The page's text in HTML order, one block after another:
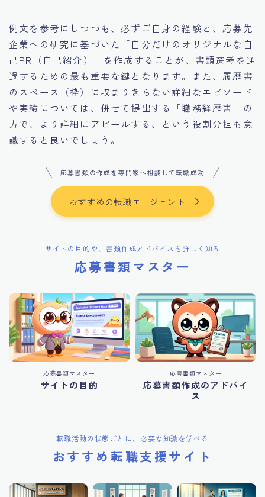
例文を参考にしつつも、必ずご自身の経験と、応募先
企業への研究に基づいた「自分だけのオリジナルな自
己PR（自己紹介）」を作成することが、書類選考を通
過するための最も重要な鍵となります。また、履歴書
のスペース（枠）に収まりきらない詳細なエピソード
や実績については、併せて提出する「職務経歴書」の
方で、より詳細にアピールする、という役割分担も意
識すると良いでしょう。
応募書類の作成を専門家へ相談して転職成功
おすすめの転職エージェント
サイトの目的や、書類作成アドバイスを詳しく知る
応募書類マスター
応募書類マスター
サイトの目的
応募書類マスター
応募書類作成のアドバイ
ス
転職活動の状態ごとに、必要な知識を学べる
おすすめ転職支援サイト